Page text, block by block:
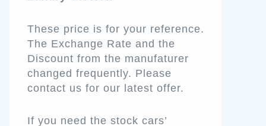
These price is for your reference.
The Exchange Rate and the
Discount from the manufaturer
changed frequently. Please
contact us for our latest offer.
If you need the stock cars’